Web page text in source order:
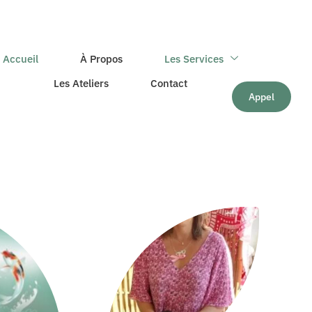
Accueil À Propos
Les Services
Les Ateliers
Contact
Appel